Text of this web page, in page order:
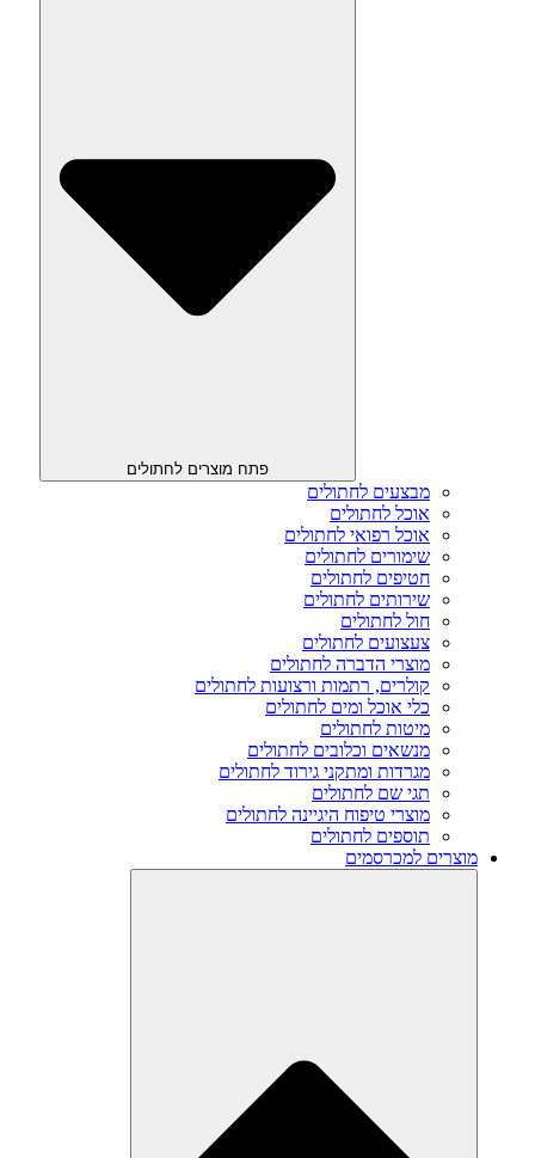
פתח מוצרים לחתולים
מבצעים לחתולים
אוכל לחתולים
אוכל רפואי לחתולים
שימורים לחתולים
חטיפים לחתולים
שירותים לחתולים
חול לחתולים
צעצועים לחתולים
מוצרי הדברה לחתולים
קולרים, רתמות ורצועות לחתולים
כלי אוכל ומים לחתולים
מיטות לחתולים
מנשאים וכלובים לחתולים
מגרדות ומתקני גירוד לחתולים
תגי שם לחתולים
מוצרי טיפוח היגיינה לחתולים
תוספים לחתולים
מוצרים למכרסמים